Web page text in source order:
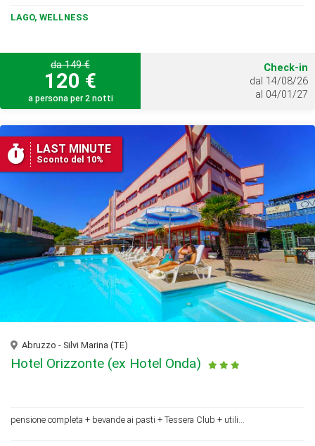
LAGO, WELLNESS
da 149 €
120 €
a persona per 2 notti
Check-in
dal 14/08/26
al 04/01/27
LAST MINUTE
Sconto del 10%
Abruzzo - Silvi Marina (TE)
Hotel Orizzonte (ex Hotel Onda)
pensione completa + bevande ai pasti + Tessera Club + utili...